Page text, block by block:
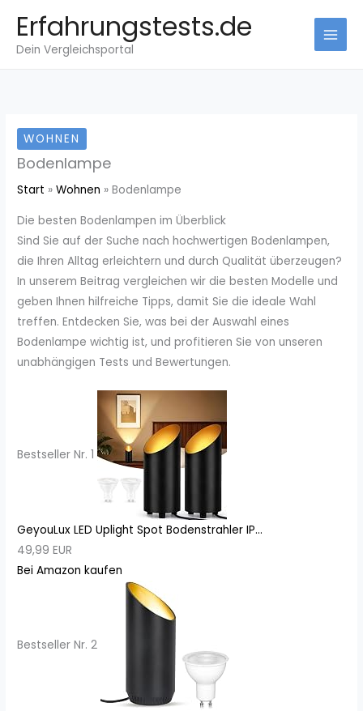
Inhalt
springen
Erfahrungstests.de
Dein Vergleichsportal
WOHNEN
Bodenlampe
Start Wohnen Bodenlampe
Die besten Bodenlampen im Überblick
Sind Sie auf der Suche nach hochwertigen Bodenlampen,
die Ihren Alltag erleichtern und durch Qualität überzeugen?
In unserem Beitrag vergleichen wir die besten Modelle und
geben Ihnen hilfreiche Tipps, damit Sie die ideale Wahl
treffen. Entdecken Sie, was bei der Auswahl eines
Bodenlampe wichtig ist, und profitieren Sie von unseren
unabhängigen Tests und Bewertungen.
Bestseller Nr. 1
GeyouLux LED Uplight Spot Bodenstrahler IP...
49,99 EUR
Bei Amazon kaufen
Bestseller Nr. 2